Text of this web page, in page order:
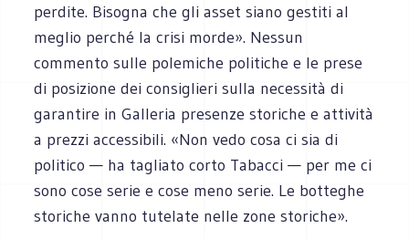
perdite. Bisogna che gli asset siano gestiti al
meglio perché la crisi morde». Nessun
commento sulle polemiche politiche e le prese
di posizione dei consiglieri sulla necessità di
garantire in Galleria presenze storiche e attività
a prezzi accessibili. «Non vedo cosa ci sia di
politico — ha tagliato corto Tabacci — per me ci
sono cose serie e cose meno serie. Le botteghe
storiche vanno tutelate nelle zone storiche».